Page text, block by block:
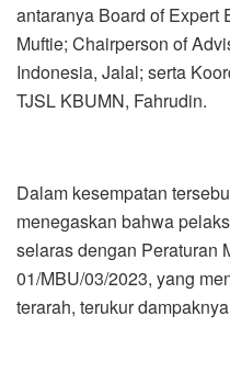
antaranya Board of Expert
Muftie; Chairperson of
Indonesia, Jalal; serta
TJSL KBUMN, Fahrudin.
Dalam kesempatan
menegaskan bahwa
selaras dengan Peraturan
01/MBU/03/2023, yang
terarah, terukur